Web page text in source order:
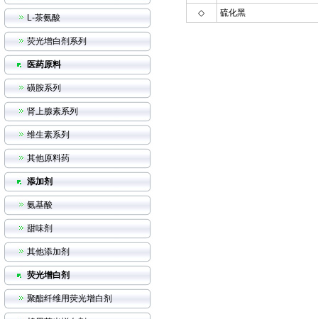
L-茶氨酸
荧光增白剂系列
医药原料
磺胺系列
肾上腺素系列
维生素系列
其他原料药
添加剂
氨基酸
甜味剂
其他添加剂
荧光增白剂
聚酯纤维用荧光增白剂
◇
硫化黑